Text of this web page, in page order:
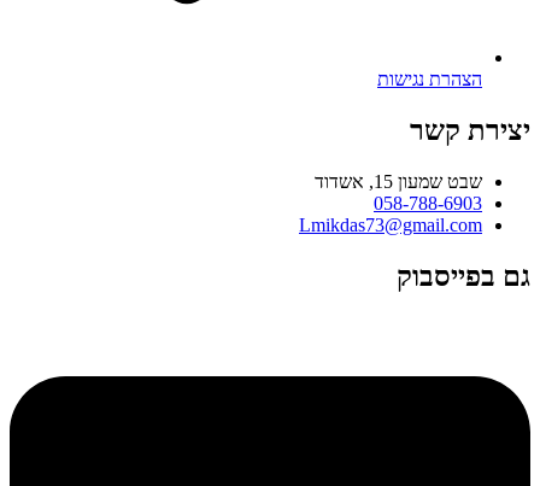
הצהרת נגישות
יצירת קשר
שבט שמעון 15, אשדוד
058-788-6903
Lmikdas73@gmail.com
גם בפייסבוק